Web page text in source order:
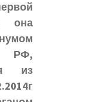
она
РФ,
из